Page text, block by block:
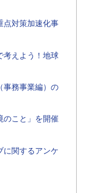
点対策加速化事
えよう！地球
事務事業編）の
のこと」を開催
に関するアンケ